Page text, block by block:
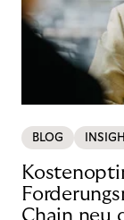
BLOG
Chain neu